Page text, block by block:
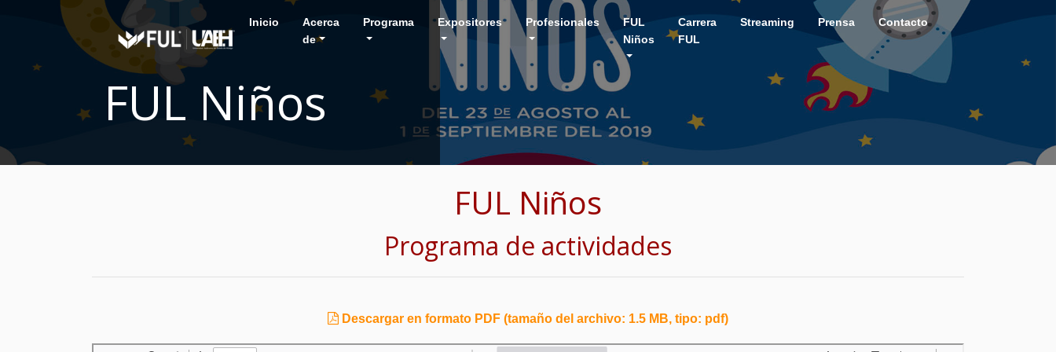
Inicio
Acerca
de
Programa Expositores Profesionales
FUL
Niños
Carrera
FUL
Streaming Prensa Contacto
FUL Niños
FUL Niños
Programa de actividades
Descargar en formato PDF (tamaño del archivo: 1.5 MB, tipo: pdf)